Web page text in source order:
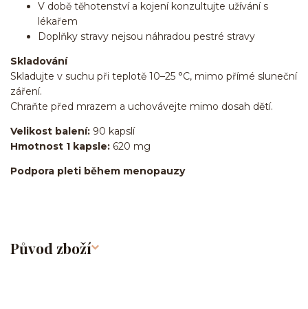
V době těhotenství a kojení konzultujte užívání s
lékařem
Doplňky stravy nejsou náhradou pestré stravy
Skladování
Skladujte v suchu při teplotě 10–25 °C, mimo přímé sluneční
záření.
Chraňte před mrazem a uchovávejte mimo dosah dětí.
Velikost balení: 90 kapslí
Hmotnost 1 kapsle: 620 mg
Podpora pleti během menopauzy
Původ zboží